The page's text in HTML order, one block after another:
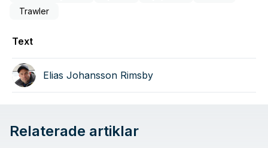
Trawler
Text
Elias Johansson Rimsby
Relaterade artiklar